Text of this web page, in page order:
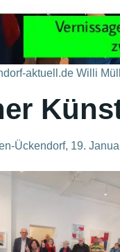
aktuell.de Willi
Ückendorf, 19.